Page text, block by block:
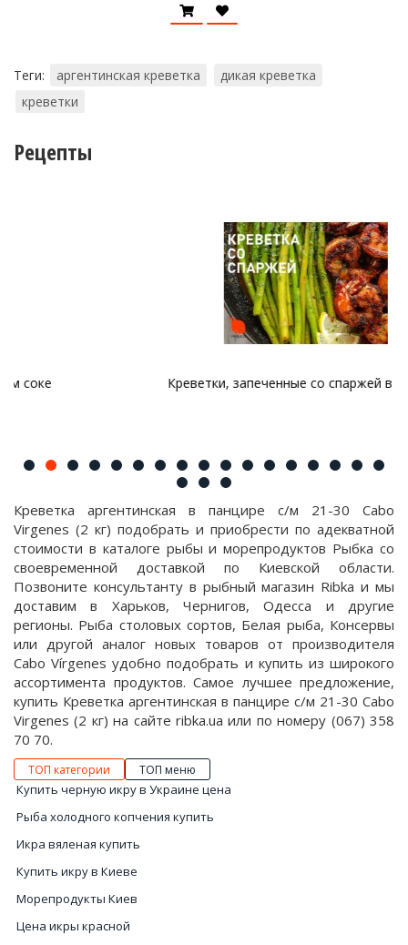
Теги: аргентинская креветка
дикая креветка
креветки
Рецепты
Креветки, запеченные со спаржей в духовке
Креветка аргентинская в панцире с/м 21-30 Cabo
Virgenes (2 кг) подобрать и приобрести по адекватной
стоимости в каталоге рыбы и морепродуктов Рыбка со
своевременной доставкой по Киевской области.
Позвоните консультанту в рыбный магазин Ribka и мы
доставим в Харьков, Чернигов, Одесса и другие
регионы. Рыба столовых сортов, Белая рыба, Консервы
или другой аналог новых товаров от производителя
Cabo Vírgenes удобно подобрать и купить из широкого
ассортимента продуктов. Самое лучшее предложение,
купить Креветка аргентинская в панцире с/м 21-30 Cabo
Virgenes (2 кг) на сайте ribka.ua или по номеру (067) 358
70 70.
ТОП категории ТОП меню
Купить черную икру в Украине цена
Рыба холодного копчения купить
Икра вяленая купить
Купить икру в Киеве
Морепродукты Киев
Цена икры красной